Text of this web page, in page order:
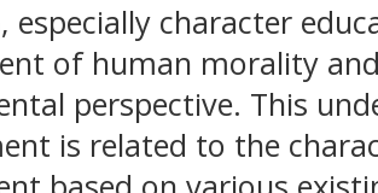
especially character
of human morality
perspective. This
is related to the